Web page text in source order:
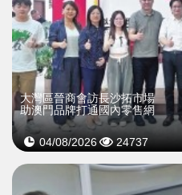
大灣區晉商會訪長沙拓市場
助澳門品牌打通國內零售網
04/08/2026 24737